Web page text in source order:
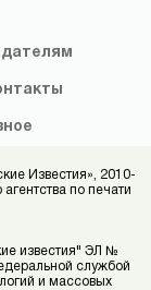
Известия», 2010-
по печати
известия" ЭЛ №
службой
и массовых